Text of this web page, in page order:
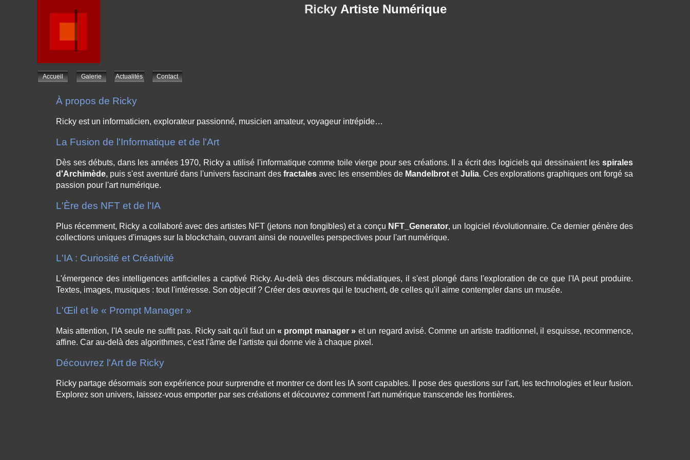
Ricky Artiste Numérique
Accueil Galerie Actualités Contact
À propos de Ricky
Ricky est un informaticien, explorateur passionné, musicien amateur, voyageur intrépide…
La Fusion de l'Informatique et de l'Art
Dès ses débuts, dans les années 1970, Ricky a utilisé l'informatique comme toile vierge pour ses créations. Il a écrit des logiciels qui dessinaient les spirales
d'Archimède, puis s'est aventuré dans l'univers fascinant des fractalesavec les ensembles de Mandelbrot et Julia. Ces explorations graphiques ont forgé sa
passion pour l'art numérique.
L'Ère des NFT et de l'IA
Plus récemment, Ricky a collaboré avec des artistes NFT (jetons non fongibles) et a conçu NFT_Generator, un logiciel révolutionnaire. Ce dernier génère des
collections uniques d'images sur la blockchain, ouvrant ainsi de nouvelles perspectives pour l'art numérique.
L'IA : Curiosité et Créativité
L'émergence des intelligences artificielles a captivé Ricky. Au-delà des discours médiatiques, il s'est plongé dans l'exploration de ce que l'IA peut produire.
Textes, images, musiques : tout l'intéresse. Son objectif ? Créer des œuvres qui le touchent, de celles qu'il aime contempler dans un musée.
L'Œil et le « Prompt Manager »
Mais attention, l'IA seule ne suffit pas. Ricky sait qu'il faut un« prompt manager » et un regard avisé. Comme un artiste traditionnel, il esquisse, recommence,
affine. Car au-delà des algorithmes, c'est l'âme de l'artiste qui donne vie à chaque pixel.
Découvrez l'Art de Ricky
Ricky partage désormais son expérience pour surprendre et montrer ce dont les IA sont capables. Il pose des questions sur l'art, les technologies et leur fusion.
Explorez son univers, laissez-vous emporter par ses créations et découvrez comment l'art numérique transcende les frontières.